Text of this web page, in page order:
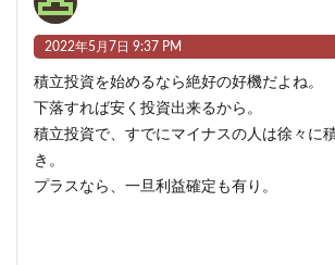
2022年5月7日 9:37 PM
積立投資を始めるなら絶好の好機だよね。
下落すれば安く投資出来るから。
積立投資で、すでにマイナスの人は徐々に
き。
プラスなら、一旦利益確定も有り。